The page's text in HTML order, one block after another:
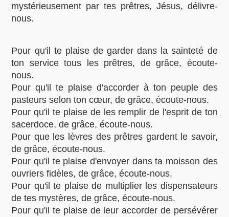
mystérieusement par tes prêtres, Jésus, délivre-
nous.
Pour qu'il te plaise de garder dans la sainteté de
ton service tous les prêtres, de grâce, écoute-
nous.
Pour qu'il te plaise d'accorder à ton peuple des
pasteurs selon ton cœur, de grâce, écoute-nous.
Pour qu'il te plaise de les remplir de l'esprit de ton
sacerdoce, de grâce, écoute-nous.
Pour que les lèvres des prêtres gardent le savoir,
de grâce, écoute-nous.
Pour qu'il te plaise d'envoyer dans ta moisson des
ouvriers fidèles, de grâce, écoute-nous.
Pour qu'il te plaise de multiplier les dispensateurs
de tes mystères, de grâce, écoute-nous.
Pour qu'il te plaise de leur accorder de persévérer